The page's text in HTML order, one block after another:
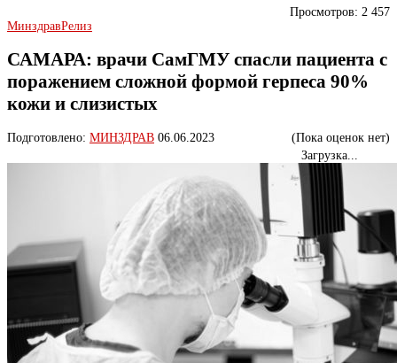
Просмотров: 2 457
МинздравРелиз
САМАРА: врачи СамГМУ спасли пациента с
поражением сложной формой герпеса 90%
кожи и слизистых
Подготовлено: МИНЗДРАВ 06.06.2023
(Пока оценок нет)
Загрузка...